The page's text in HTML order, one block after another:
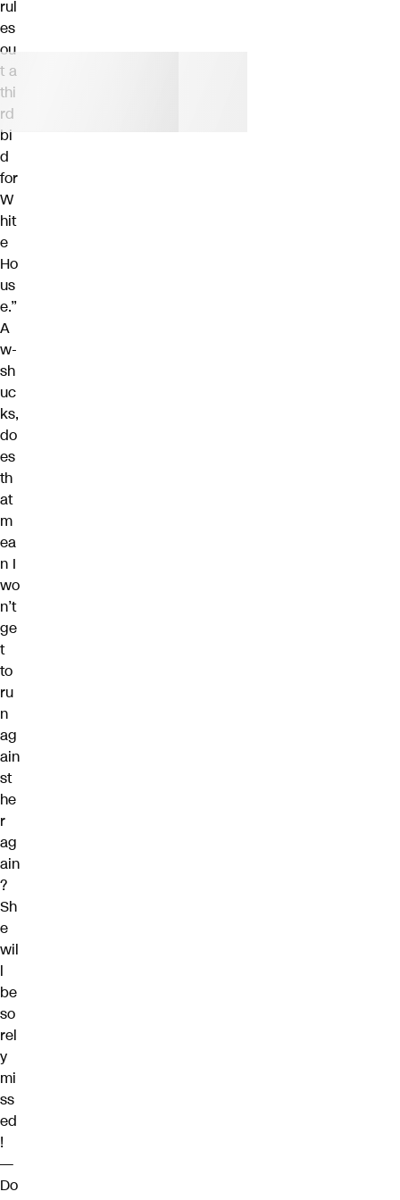
rul
es
ou
t a
thi
rd
bi
d
for
W
hit
e
Ho
us
e.”
A
w-
sh
uc
ks,
do
es
th
at
m
ea
n I
wo
n’t
ge
t
to
ru
n
ag
ain
st
he
r
ag
ain
?
Sh
e
wil
l
be
so
rel
y
mi
ss
ed
!
—
Do